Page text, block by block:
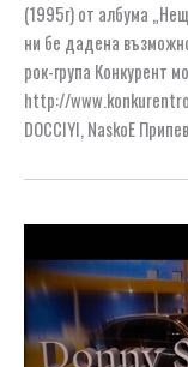
(1995г) от албума
ни бе дадена
рок-група Конкурент
http://
DOCCIYI, NaskoE